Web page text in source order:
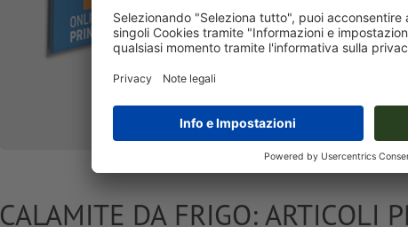
anche ad
superficie di
fissare appunti,
di stampare
con la giusta
molto amati
rettangolari in tre
CALAMITE DA FRIGO: ARTICOLI